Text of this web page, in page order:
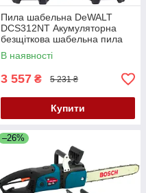
Пила шабельна DeWALT
DCS312NT Акумуляторна
безщіткова шабельна пила
DeWALT АКБ шабельна пила
24V 4AH
В наявності
3 557 ₴ 5 231 ₴
Купити
–26%